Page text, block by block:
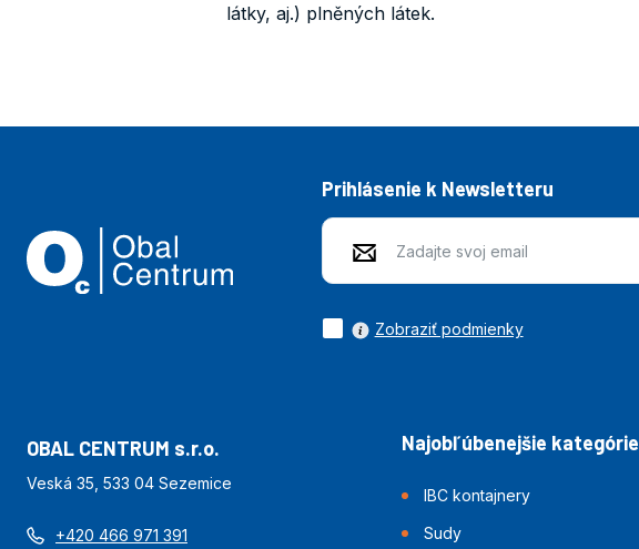
látky, aj.) plněných látek.
Prihlásenie k Newsletteru
Zobraziť podmienky
OBAL CENTRUM s.r.o.
Veská 35, 533 04 Sezemice
+420 466 971 391
Najobľúbenejšie kategórie
IBC kontajnery
Sudy